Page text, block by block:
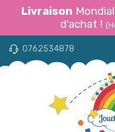
Livraison
d'achat !
0762534878